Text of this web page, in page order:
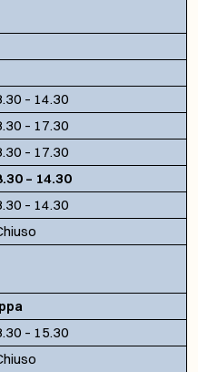
– 14.30
– 17.30
– 17.30
– 14.30
– 14.30
– 15.30